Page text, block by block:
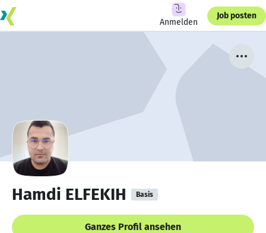
Anmelden
Job posten
Hamdi ELFEKIH Basis
Ganzes Profil ansehen